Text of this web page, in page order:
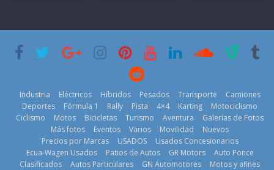
BMW, Toyota,
Bosch y
Repsol
prueban flota
Kia reúne a
jugadores de
fútbol de todo
el mundo en
‘Kia OMBC
Cup’
2026
¿Qué puede
pasar con tu
vehículo si
permanece
varios días sin
Industria Eléctricos Híbridos Pesados Transporte
Camiones
Deportes
Fórmula 1 Rally Pista 4×4 Karting
Motociclismo
Ciclismo
Motos Bicicletas Turismo Aventura
Galerías de Fotos
Más fotos
Eventos Varios Movilidad
Nuevos
Precios por Marcas
USADOS
Usados Concesionarios
Ecua-Wagen Usados
Patios de Autos GR Motors
Auto Ponce
Clasificados
Autos Particulares GN Automotores
Motos y afines